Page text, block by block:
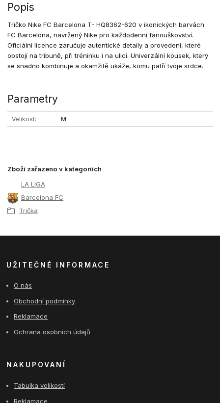
Popis
Tričko Nike FC Barcelona T- HQ8362-620 v ikonických barvách
FC Barcelona, navržený Nike pro každodenní fanouškovství.
Oficiální licence zaručuje autentické detaily a provedení, které
obstojí na tribuně, při tréninku i na ulici. Univerzální kousek, který
se snadno kombinuje a okamžitě ukáže, komu patří tvoje srdce.
Parametry
Velikost M
Zboží zařazeno v kategoriích
LA LIGA
Barcelona FC
Trička
UŽITEČNÉ INFORMACE
O nás
Obchodní podmínky
Reklamace
Ochrana osobních údajů
NAKUPOVANÍ
Tabulka velikostí
Reklamace